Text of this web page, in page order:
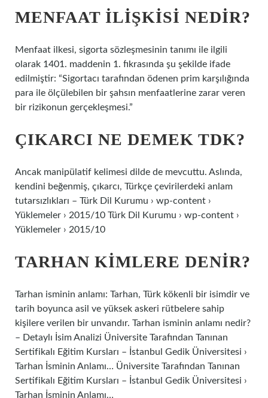
MENFAAT ILIŞKISI NEDIR?
Menfaat ilkesi, sigorta sözleşmesinin tanımı ile ilgili
olarak 1401. maddenin 1. fıkrasında şu şekilde ifade
edilmiştir: “Sigortacı tarafından ödenen prim karşılığında
para ile ölçülebilen bir şahsın menfaatlerine zarar veren
bir rizikonun gerçekleşmesi.”
ÇIKARCI NE DEMEK TDK?
Ancak manipülatif kelimesi dilde de mevcuttu. Aslında,
kendini beğenmiş, çıkarcı, Türkçe çevirilerdeki anlam
tutarsızlıkları – Türk Dil Kurumu › wp-content ›
Yüklemeler › 2015/10 Türk Dil Kurumu › wp-content ›
Yüklemeler › 2015/10
TARHAN KIMLERE DENIR?
Tarhan isminin anlamı: Tarhan, Türk kökenli bir isimdir ve
tarih boyunca asil ve yüksek askeri rütbelere sahip
kişilere verilen bir unvandır. Tarhan isminin anlamı nedir?
– Detaylı İsim Analizi Üniversite Tarafından Tanınan
Sertifikalı Eğitim Kursları – İstanbul Gedik Üniversitesi ›
Tarhan İsminin Anlamı… Üniversite Tarafından Tanınan
Sertifikalı Eğitim Kursları – İstanbul Gedik Üniversitesi ›
Tarhan İsminin Anlamı…